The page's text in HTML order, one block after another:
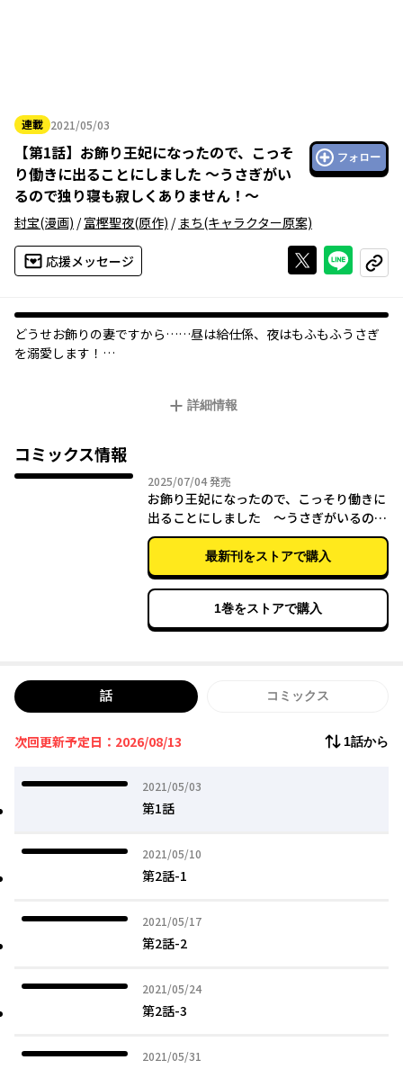
連載 2021/05/03
2021年05月03日
【第1話】 お飾り王妃になったので、こっそ
り働きに出ることにしました ～うさぎがい
るので独り寝も寂しくありません！～
フォロー
封宝(漫画) /富樫聖夜(原作) / まち(キャラクター原案)
応援メッセージ Xで投稿する
ライン
コピー
どうせお飾りの妻ですから……昼は給仕係、夜はもふもふうさぎ
を溺愛します！
ず事実上“お飾り王妃”となってしまったロイスリーネ。
ごすことができないのだ！
そうとは知らず、毎晩寝床に遊びに来るうさぎを溺愛することで
開き直ったリーネは、ひょんな偶然から下町の食堂で給仕係（ウ
ェイトレス）をやることになり!?
お飾り王妃になったので、こっそり働きに出ることにしました
～うさぎがいるので独り寝も寂しくありません！～
https://bslogbunko.com/product/okazariouhi/322001000656.
詳細情報
コミックス情報
2025/07/042025年07月04日
発売
お飾り王妃になったので、こっそり働きに
出ることにしました ～うさぎがいるので
独り寝も寂しくありません！～６
最新刊をストアで購入
1巻をストアで購入
話 コミックス
次回更新予定日：2026/08/13 1話から
2021/05/03
2021年05月03日
第1話
2021/05/10
2021年05月10日
第2話-1
2021/05/17
2021年05月17日
第2話-2
2021/05/24
2021年05月24日
第2話-3
2021/05/31
2021年05月31日